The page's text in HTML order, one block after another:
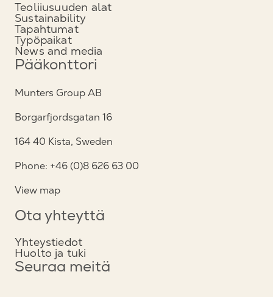
Teoliiusuuden alat
Sustainability
Tapahtumat
Typöpaikat
News and media
Pääkonttori
Munters Group AB
Borgarfjordsgatan 16
164 40 Kista, Sweden
Phone: +46 (0)8 626 63 00
View map
Ota yhteyttä
Yhteystiedot
Huolto ja tuki
Seuraa meitä